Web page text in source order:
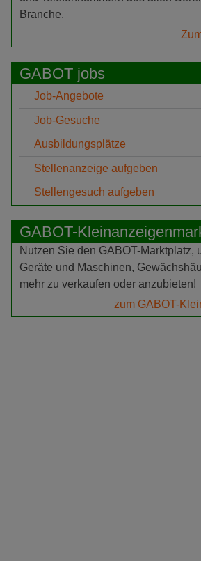
Branche.
GABOT jobs
Job-Angebote
Job-Gesuche
Ausbildungsplätze
Stellenanzeige aufgeben
Stellengesuch aufgeben
GABOT-
Nutzen Sie den GABOT-Marktplatz,
Geräte und Maschinen,
mehr zu verkaufen oder anzubieten!
zum GABOT-